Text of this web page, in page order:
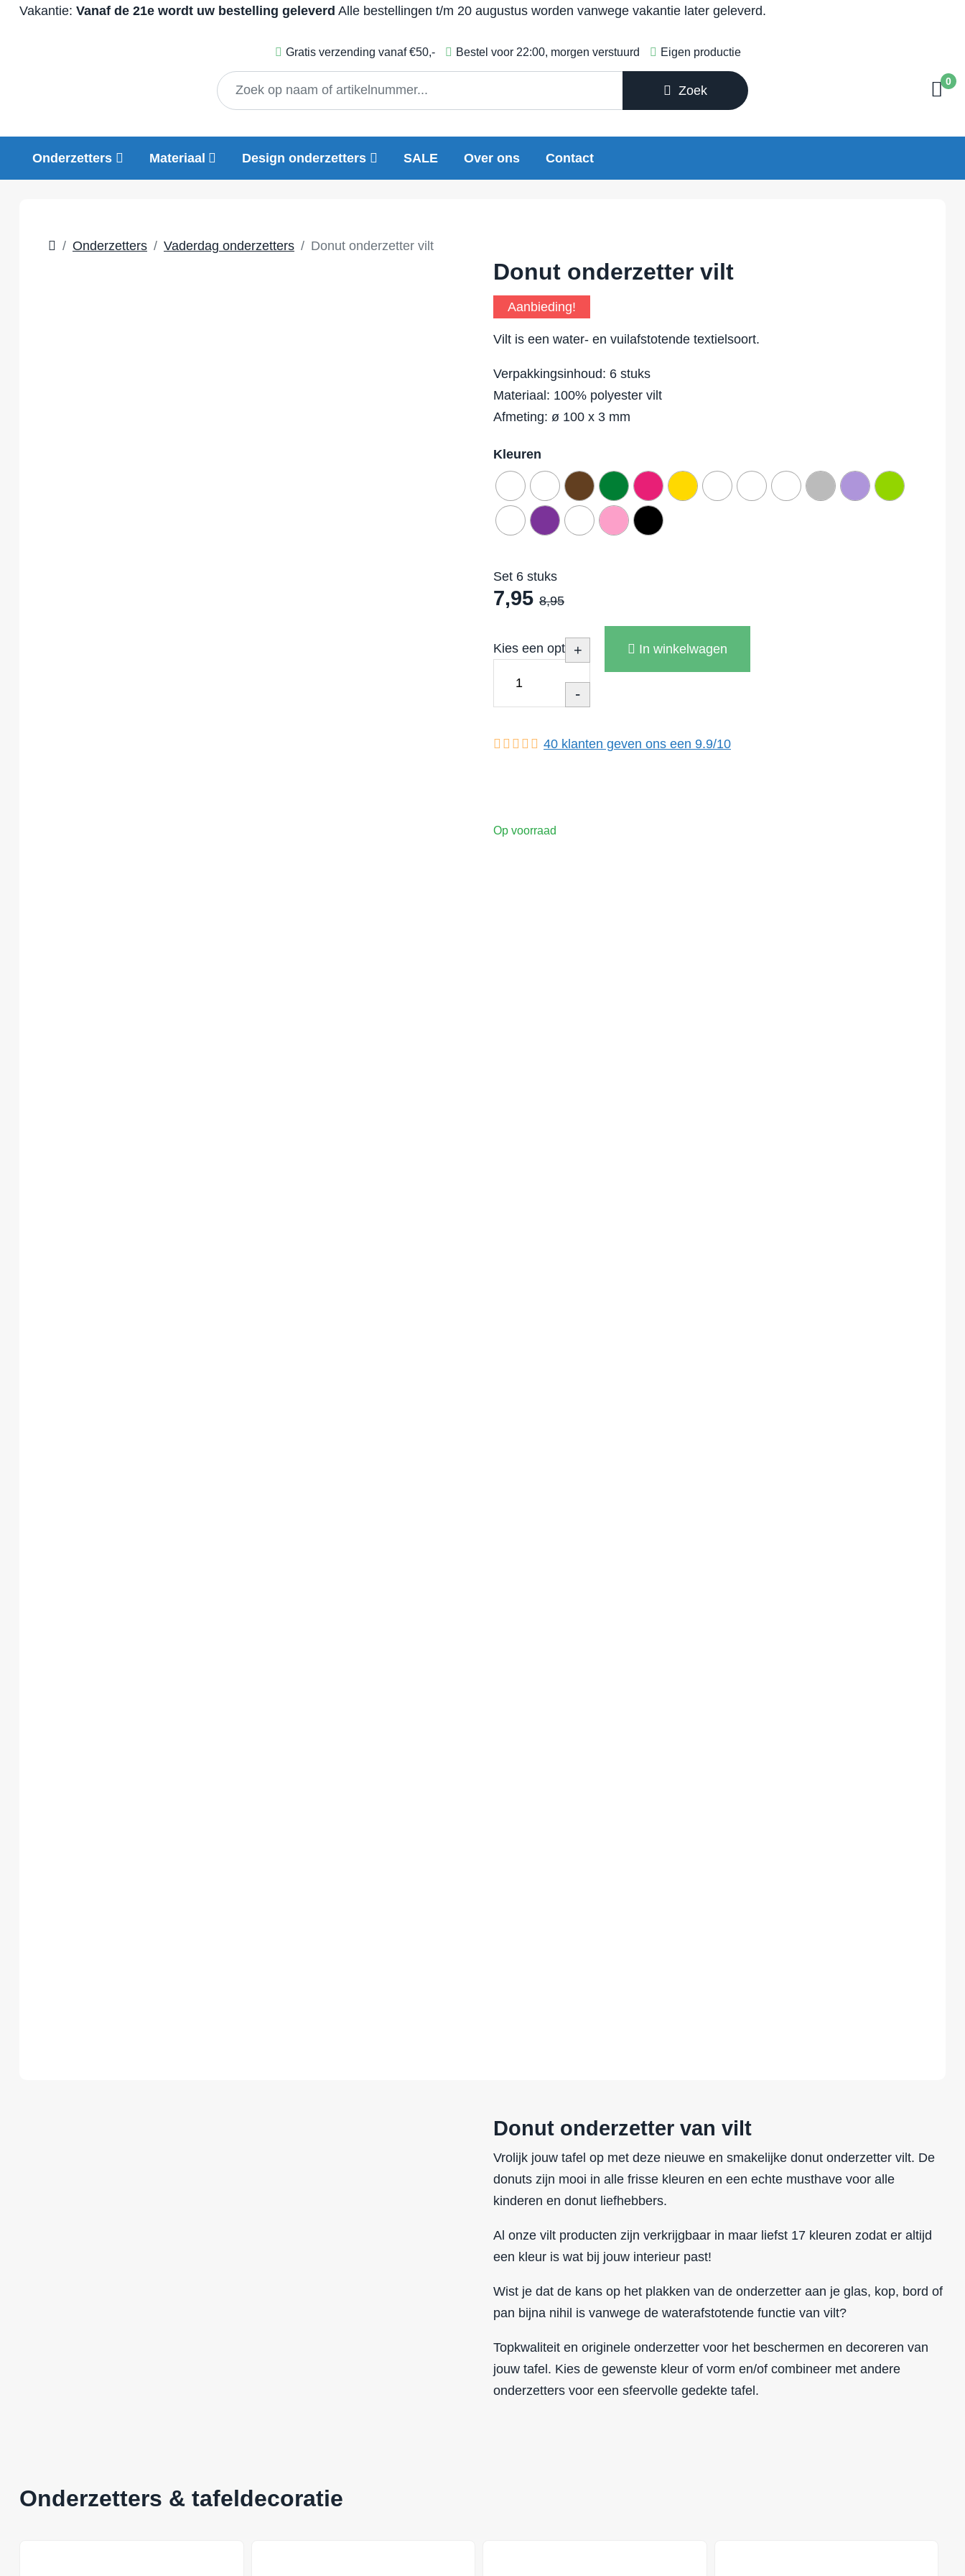
Vakantie: Vanaf de 21e wordt uw bestelling geleverd Alle bestellingen t/m 20 augustus worden vanwege vakantie later geleverd.
Gratis verzending vanaf €50,- Bestel voor 22:00, morgen verstuurd Eigen productie
Zoek
0
Onderzetters Materiaal Design onderzetters SALE Over ons Contact
Onderzetters Vaderdag onderzetters Donut onderzetter vilt
Donut onderzetter vilt
Aanbieding!
Vilt is een water- en vuilafstotende textielsoort.
Verpakkingsinhoud: 6 stuks
Materiaal: 100% polyester vilt
Afmeting: ø 100 x 3 mm
Kleuren
Set 6 stuks
7,95 8,95
Kies een optie+
-
In winkelwagen
40 klanten geven ons een 9.9/10
Op voorraad
Donut onderzetter van vilt
Vrolijk jouw tafel op met deze nieuwe en smakelijke donut onderzetter vilt. De
donuts zijn mooi in alle frisse kleuren en een echte musthave voor alle
kinderen en donut liefhebbers.
Al onze vilt producten zijn verkrijgbaar in maar liefst 17 kleuren zodat er altijd
een kleur is wat bij jouw interieur past!
Wist je dat de kans op het plakken van de onderzetter aan je glas, kop, bord of
pan bijna nihil is vanwege de waterafstotende functie van vilt?
Topkwaliteit en originele onderzetter voor het beschermen en decoreren van
jouw tafel. Kies de gewenste kleur of vorm en/of combineer met andere
onderzetters voor een sfeervolle gedekte tafel.
Onderzetters & tafeldecoratie